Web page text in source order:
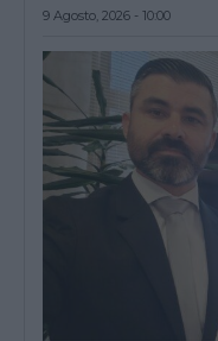
9 Agosto, 2026 - 10:00